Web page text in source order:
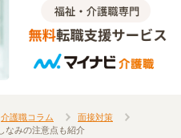
介護職コラム
面接対策
なみの注意点も紹介